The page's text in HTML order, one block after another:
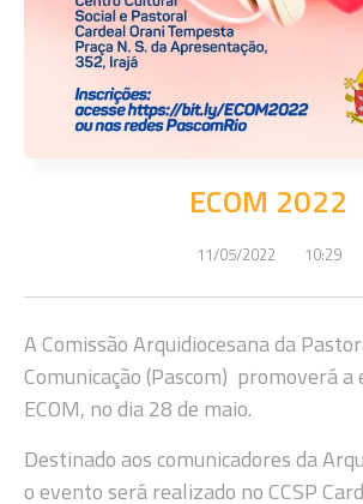
ECOM 2022
11/05/2022 10:29
A Comissão Arquidiocesana da
Comunicação (Pascom) promoverá a
ECOM, no dia 28 de maio.
Destinado aos comunicadores da
o evento será realizado no CCSP